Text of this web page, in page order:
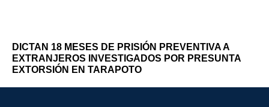
DICTAN 18 MESES DE PRISIÓN PREVENTIVA A
EXTRANJEROS INVESTIGADOS POR PRESUNTA
EXTORSIÓN EN TARAPOTO